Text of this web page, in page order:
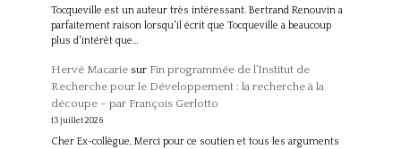
Tocqueville est un auteur très intéressant. Bertrand Renouvin a
parfaitement raison lorsqu'il écrit que Tocqueville a beaucoup
plus d'intérêt que…
Hervé Macariesur Fin programmée de l’Institut de
Recherche pour le Développement : la recherche à la
découpe – par François Gerlotto
13 juillet 2026
Cher Ex-collègue, Merci pour ce soutien et tous les arguments